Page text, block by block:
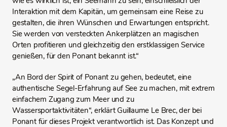
Interaktion mit dem Kapitän, um gemeinsam eine Reise zu
gestalten, die ihren Wünschen und Erwartungen entspricht.
Sie werden von versteckten Ankerplätzen an magischen
Orten profitieren und gleichzeitig den erstklassigen Service
genießen, für den Ponant bekannt ist.“
„An Bord der Spirit of Ponant zu gehen, bedeutet, eine
authentische Segel-Erfahrung auf See zu machen, mit extrem
einfachem Zugang zum Meer und zu
Wassersportaktivitäten“, erklärt Guillaume Le Brec, der bei
Ponant für dieses Projekt verantwortlich ist. Das Konzept und